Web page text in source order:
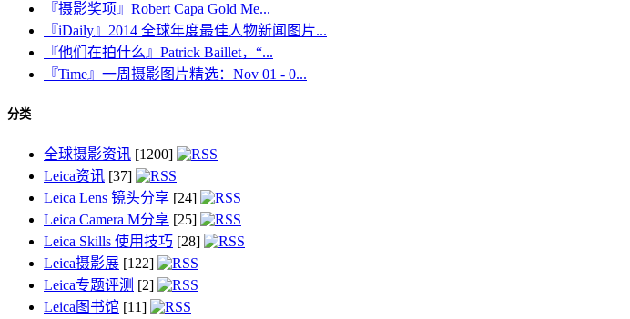
『摄影奖项』Robert Capa Gold Me...
『iDaily』2014 全球年度最佳人物新闻图片...
『他们在拍什么』Patrick Baillet，“...
『Time』一周摄影图片精选：Nov 01 - 0...
分类
全球摄影资讯 [1200]
Leica资讯 [37]
Leica Lens 镜头分享 [24]
Leica Camera M分享 [25]
Leica Skills 使用技巧 [28]
Leica摄影展 [122]
Leica专题评测 [2]
Leica图书馆 [11]